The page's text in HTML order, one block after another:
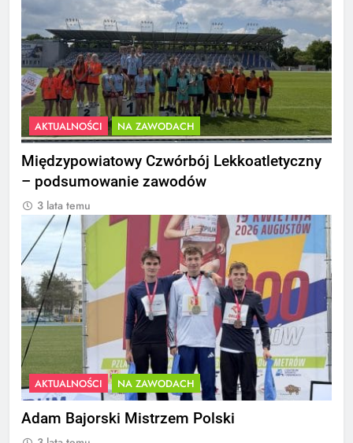
AKTUALNOŚCI NA ZAWODACH
Międzypowiatowy Czwórbój Lekkoatletyczny
– podsumowanie zawodów
3 lata temu
AKTUALNOŚCI NA ZAWODACH
Adam Bajorski Mistrzem Polski